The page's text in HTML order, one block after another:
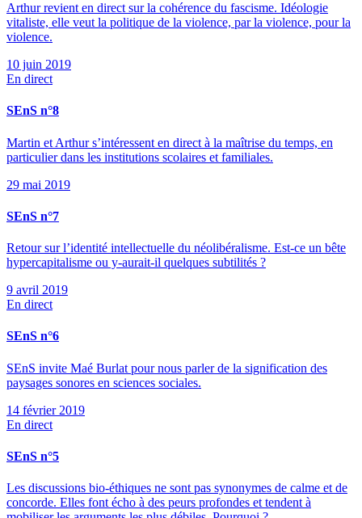
Arthur revient en direct sur la cohérence du fascisme. Idéologie
vitaliste, elle veut la politique de la violence, par la violence, pour la
violence.
10 juin 2019
En direct
SEnS n°8
Martin et Arthur s’intéressent en direct à la maîtrise du temps, en
particulier dans les institutions scolaires et familiales.
29 mai 2019
SEnS n°7
Retour sur l’identité intellectuelle du néolibéralisme. Est-ce un bête
hypercapitalisme ou y-aurait-il quelques subtilités ?
9 avril 2019
En direct
SEnS n°6
SEnS invite Maé Burlat pour nous parler de la signification des
paysages sonores en sciences sociales.
14 février 2019
En direct
SEnS n°5
Les discussions bio-éthiques ne sont pas synonymes de calme et de
concorde. Elles font écho à des peurs profondes et tendent à